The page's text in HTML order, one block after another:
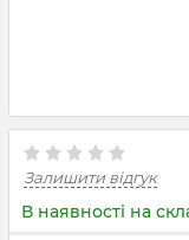
Залишити відгук
В наявності на